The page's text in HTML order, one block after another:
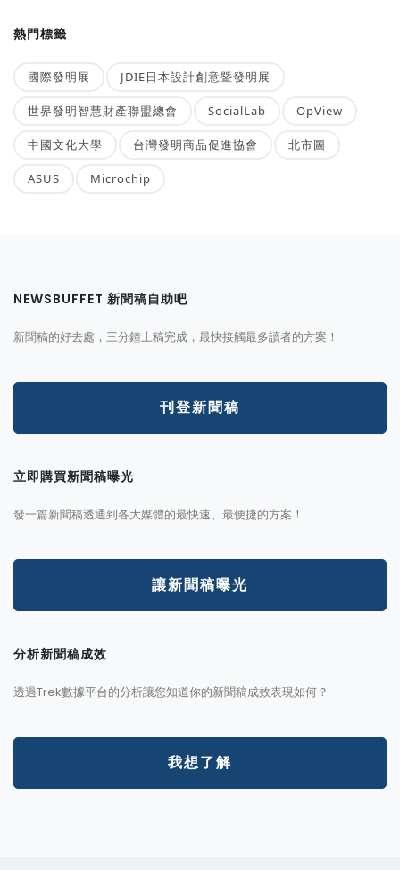
熱門標籤
國際發明展 JDIE日本設計創意暨發明展
世界發明智慧財產聯盟總會 SocialLab OpView
中國文化大學 台灣發明商品促進協會 北市圖
ASUS Microchip
NEWSBUFFET 新聞稿自助吧
新聞稿的好去處，三分鐘上稿完成，最快接觸最多讀者的方案！
刊登新聞稿
立即購買新聞稿曝光
發一篇新聞稿透通到各大媒體的最快速、最便捷的方案！
讓新聞稿曝光
分析新聞稿成效
透過Trek數據平台的分析讓您知道你的新聞稿成效表現如何？
我想了解